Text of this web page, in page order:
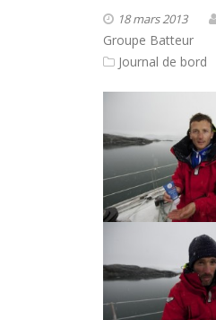
18 mars 2013
Groupe Batteur
Journal de bord